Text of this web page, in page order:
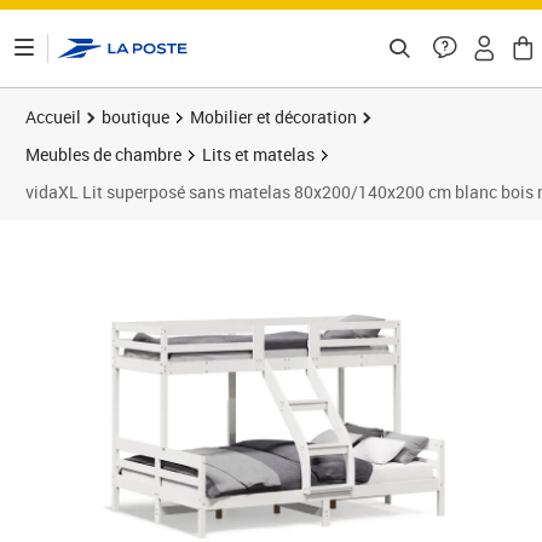
Accueil boutique
Mobilier et décoration
Meubles de chambre
Lits et matelas
vidaXL Lit superposé sans matelas 80x200/140x200 cm blanc bois